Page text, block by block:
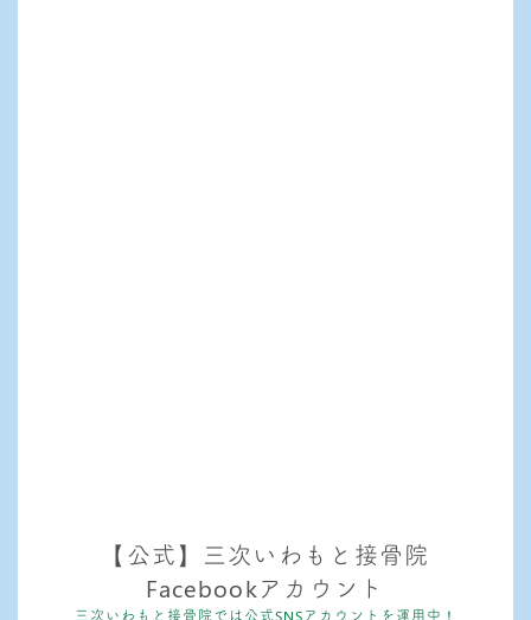
【公式】三次いわもと接骨院
Facebookアカウント
三次いわもと接骨院では公式SNSアカウントを運用中！